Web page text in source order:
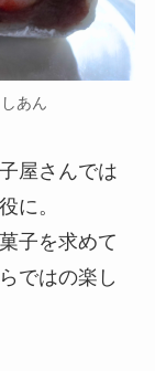
あん
屋さんでは
に。
子を求めて
ではの楽し